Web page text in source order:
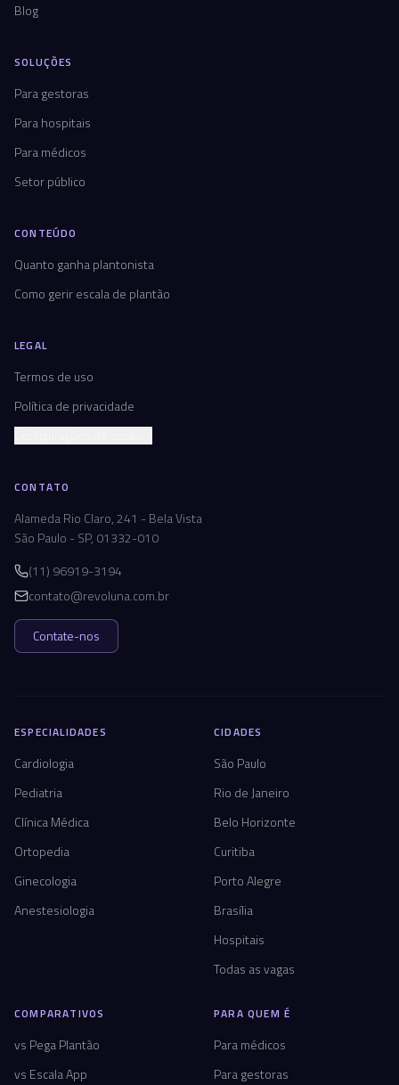
Blog
SOLUÇÕES
Para gestoras
Para hospitais
Para médicos
Setor público
CONTEÚDO
Quanto ganha plantonista
Como gerir escala de plantão
LEGAL
Termos de uso
Política de privacidade
CONTATO
Alameda Rio Claro, 241 - Bela Vista
São Paulo - SP, 01332-010
(11) 96919-3194
contato@revoluna.com.br
Contate-nos
ESPECIALIDADES
Cardiologia
Pediatria
Clínica Médica
Ortopedia
Ginecologia
Anestesiologia
CIDADES
São Paulo
Rio de Janeiro
Belo Horizonte
Curitiba
Porto Alegre
Brasília
Hospitais
Todas as vagas
COMPARATIVOS
vs Pega Plantão
vs Escala App
PARA QUEM É
Para médicos
Para gestoras